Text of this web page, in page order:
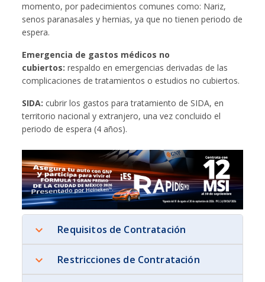
momento, por padecimientos comunes como: Nariz,
senos paranasales y hernias, ya que no tienen periodo de
espera.
Emergencia de gastos médicos no
cubiertos: respaldo en emergencias derivadas de las
complicaciones de tratamientos o estudios no cubiertos.
SIDA: cubrir los gastos para tratamiento de SIDA, en
territorio nacional y extranjero, una vez concluido el
periodo de espera (4 años).
Requisitos de Contratación
Restricciones de Contratación